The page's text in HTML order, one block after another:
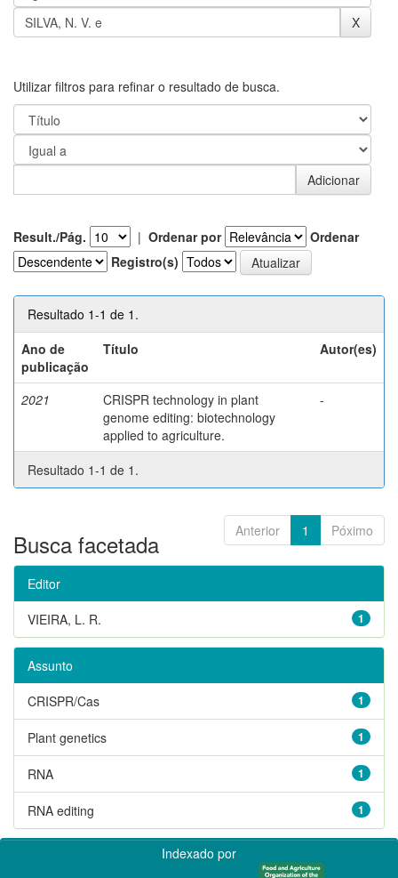
Utilizar filtros para refinar o resultado de busca.
Result./Pág. | Ordenar por
Ordenar
Registro(s)
Resultado 1-1 de 1.
Ano de
publicação
Título Autor(es)
2021
CRISPR technology in plant
genome editing: biotechnology
applied to agriculture.
-
Resultado 1-1 de 1.
Anterior 1 Póximo
Busca facetada
Editor
1
VIEIRA, L. R.
Assunto
1
CRISPR/Cas
1
Plant genetics
1
RNA
1
RNA editing
Indexado por